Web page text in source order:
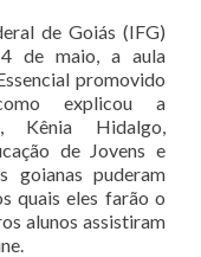
de Goiás (IFG)
de maio, a aula
promovido
explicou a
Kênia Hidalgo,
de Jovens e
goianas puderam
quais eles farão o
alunos assistiram